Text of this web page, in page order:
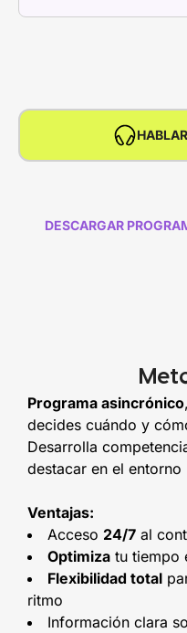
DESCARGAR
Programa asincrónico
decides cuándo y
Desarrolla
destacar en el
Ventajas:
Acceso 24/7 al
Optimiza tu tiempo
Flexibilidad total
ritmo
Información clara